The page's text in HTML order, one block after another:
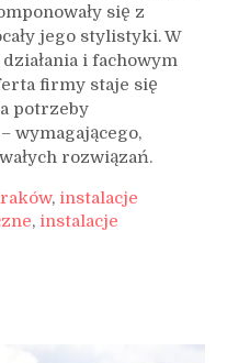
się z
jego stylistyki. W
i fachowym
firmy staje się
potrzeby
wymagającego,
rozwiązań.
, instalacje
, instalacje